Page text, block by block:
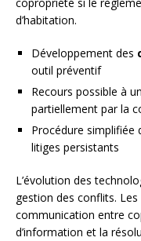
d’habitation.
Développement des
outil préventif
Recours possible à un
partiellement par la
Procédure simplifiée
litiges persistants
L’évolution des
gestion des conflits. Les
communication entre
d’information et la